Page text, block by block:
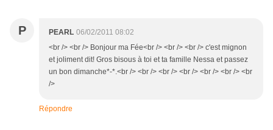
P PEARL 06/02/2011 08:02
<br /> <br /> Bonjour ma Fée<br /> <br /> <br /> c'est mignon
et joliment dit! Gros bisous à toi et ta famille Nessa et passez
un bon dimanche*-*.<br /> <br /> <br /> <br /> <br /> <br /> <br
/>
Répondre